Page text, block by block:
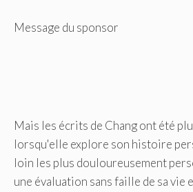
Message du sponsor
Mais les écrits de Chang ont été
lorsqu'elle explore son histoire
loin les plus douloureusement
une évaluation sans faille de sa vie